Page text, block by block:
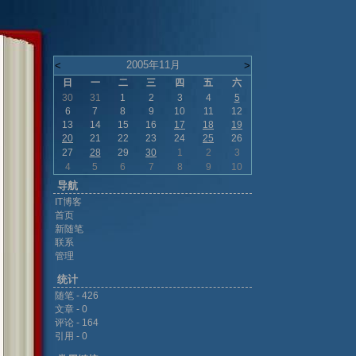
< 2005年11月 >
日 一 二 三 四 五
六
30
31 1 2 3 4
5
6
7 8 9 10 11
12
13
14 15 16 17 18
19
20
21 22 23 24 25
26
27
28 29 30 1 2
3
4
5 6 7 8 9 10
导航
IT博客
首页
新随笔
联系
管理
统计
随笔 - 426
文章 - 0
评论 - 164
引用 - 0